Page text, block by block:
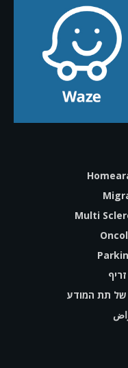
Multi
של תת המודע